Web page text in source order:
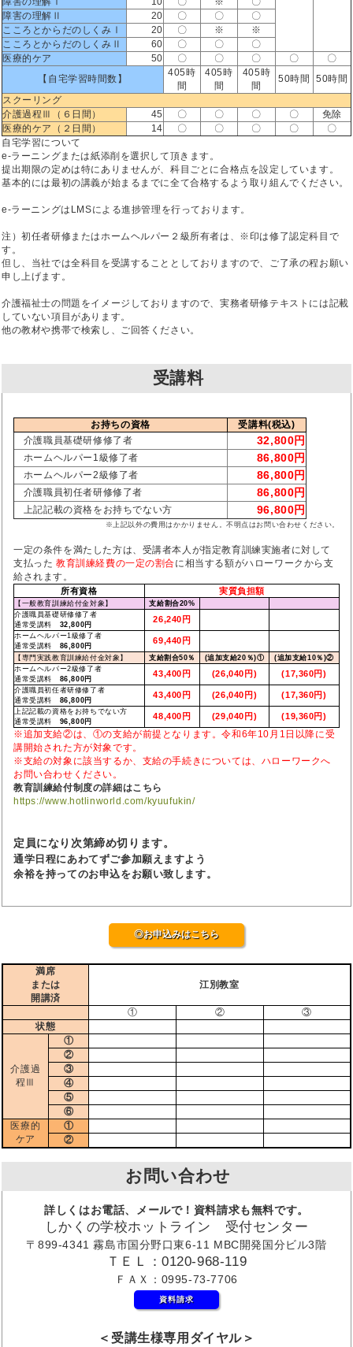
障害の理解Ⅱ
20 〇 〇
〇
こころとからだのしくみⅠ
20 〇 ※
※
こころとからだのしくみⅡ
60 〇 〇
〇
医療的ケア
50 〇 〇 〇 〇
〇
【自宅学習時間数】
405時
間
405時
間
405時
間
50時間
50時間
スクーリング
介護過程Ⅲ（６日間）
45 〇 〇 〇 〇
免除
医療的ケア（２日間）
14 〇 〇 〇 〇
〇
自宅学習について
e-ラーニングまたは紙添削を選択して頂きます。
提出期限の定めは特にありませんが、科目ごとに合格点を設定しています。
基本的には最初の講義が始まるまでに全て合格するよう取り組んでください。
e-ラーニングはLMSによる進捗管理を行っております。
注）初任者研修またはホームヘルパー２級所有者は、※印は修了認定科目で
す。
但し、当社では全科目を受講することとしておりますので、ご了承の程お願い
申し上げます。
介護福祉士の問題をイメージしておりますので、実務者研修テキストには記載
していない項目があります。
他の教材や携帯で検索し、ご回答ください。
受講料
お持ちの資格
受講料(税込)
介護職員基礎研修修了者
32,800円
ホームヘルパー1級修了者 86,800円
ホームヘルパー2級修了者 86,800円
介護職員初任者研修修了者 86,800円
上記記載の資格をお持ちでない方 96,800円
※上記以外の費用はかかりません。不明点はお問い合わせください。
一定の条件を満たした方は、受講者本人が指定教育訓練実施者に対して
支払った 教育訓練経費の一定の割合に相当する額がハローワークから支
給されます。
所有資格 実質負担額
【一般教育訓練給付金対象】 支給割合20%
介護職員基礎研修修了者
通常受講料 32,800円
26,240円
ホームヘルパー1級修了者
通常受講料 86,800円
69,440円
【専門実践教育訓練給付金対象】 支給割合50％ (追加支給20％)① (追加支給10％)②
ホームヘルパー2級修了者
通常受講料 86,800円
43,400円 (26,040円) (17,360円)
介護職員初任者研修修了者
通常受講料 86,800円
43,400円 (26,040円) (17,360円)
上記記載の資格をお持ちでない方
通常受講料 96,800円
48,400円 (29,040円) (19,360円)
※追加支給②は、①の支給が前提となります。令和6年10月1日以降に受
講開始された方が対象です。
※支給の対象に該当するか、支給の手続きについては、ハローワークへ
お問い合わせください。
教育訓練給付制度の詳細はこちら
https://www.hotlinworld.com/kyuufukin/
定員になり次第締め切ります。
通学日程にあわてずご参加願えますよう
余裕を持ってのお申込をお願い致します。
◎お申込みはこちら
満席
または
開講済
江別教室
① ②
③
状態
介護過
程Ⅲ
①
②
③
④
⑤
⑥
医療的
ケア
①
②
お問い合わせ
詳しくはお電話、メールで！資料請求も無料です。
しかくの学校ホットライン 受付センター
〒899-4341 霧島市国分野口東6-11 MBC開発国分ビル3階
ＴＥＬ：0120-968-119
ＦＡＸ：0995-73-7706
資料請求
＜受講生様専用ダイヤル＞